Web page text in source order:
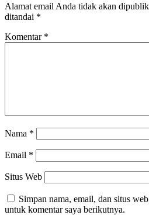
Alamat email Anda tidak akan
ditandai *
Komentar *
Nama *
Email *
Situs Web
Simpan nama, email, dan situs
untuk komentar saya berikutnya.